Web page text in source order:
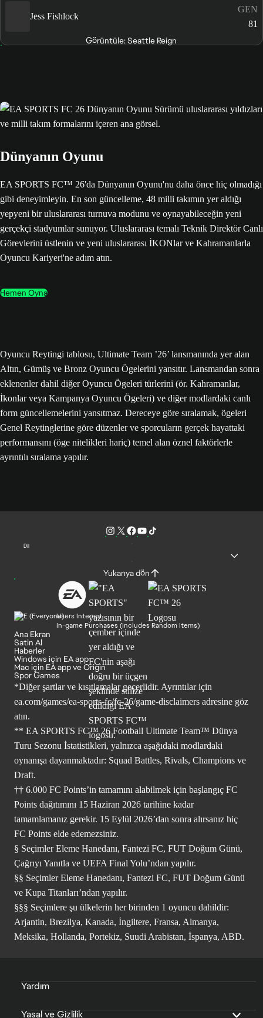
Jess Fishlock
GEN
81
Görüntüle: Seattle Reign
Dünyanın Oyunu
EA SPORTS FC™ 26'da Dünyanın Oyunu'nu daha önce hiç olmadığı
gibi deneyimleyin. En son güncelleme, 48 milli takımın yer aldığı
yepyeni bir uluslararası turnuva modunu ve oynayabileceğin yeni
gerçekçi stadyumlar sunuyor. Uluslararası temalı Teknik Direktör Canlı
Görevlerini üstlenin ve yeni uluslararası İKONlar ve Kahramanlarla
Oyuncu Kariyeri'ne adım atın.
Hemen Oyna
Oyuncu Reytingi tablosu, Ultimate Team ’26’ lansmanında yer alan
Altın, Gümüş ve Bronz Oyuncu Ögelerini yansıtır. Lansmandan sonra
eklenenler dahil diğer Oyuncu Ögeleri türlerini (ör. Kahramanlar,
İkonlar veya Kampanya Oyuncu Ögeleri) ve diğer modlardaki canlı
form güncellemelerini yansıtmaz. Dereceye göre sıralamak, ögeleri
Genel Reytinglerine göre düzenler ve sporcuların gerçek hayattaki
performansını (öge nitelikleri hariç) temel alan öznel faktörlerle
ayrıntılı sıralama yapılır.
Dil
Yukarıya dön
Users Interact
In-game Purchases (Includes Random Items)
Ana Ekran
Satin Al
Haberler
Windows için EA app
Mac için EA app ve Origin
Spor Games
*Diğer şartlar ve kısıtlamalar geçerlidir. Ayrıntılar için
ea.com/games/ea-sports-fc/fc-26/game-disclaimers adresine göz
atın.
** EA SPORTS FC™ 26 Football Ultimate Team™ Dünya
Turu Sezonu İstatistikleri, yalnızca aşağıdaki modlardaki
oynanışa dayanmaktadır: Squad Battles, Rivals, Champions ve
Draft.
†† 6.000 FC Points’in tamamını alabilmek için başlangıç FC
Points dağıtımını 15 Haziran 2026 tarihine kadar
tamamlamanız gerekir. 15 Eylül 2026’dan sonra alırsanız hiç
FC Points elde edemezsiniz.
§ Seçimler Eleme Hanedanı, Fantezi FC, FUT Doğum Günü,
Çağrıyı Yanıtla ve UEFA Final Yolu’ndan yapılır.
§§ Seçimler Eleme Hanedanı, Fantezi FC, FUT Doğum Günü
ve Kupa Titanları’ndan yapılır.
§§§ Seçimlere şu ülkelerin her birinden 1 oyuncu dahildir:
Arjantin, Brezilya, Kanada, İngiltere, Fransa, Almanya,
Meksika, Hollanda, Portekiz, Suudi Arabistan, İspanya, ABD.
Yardım
Yasal ve Gizlilik